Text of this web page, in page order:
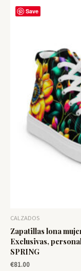
Save
CALZADOS
Zapatillas lona
Exclusivas,
SPRING
€81.00